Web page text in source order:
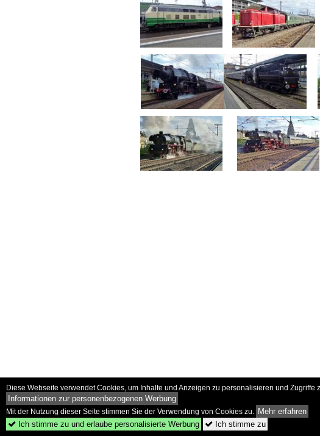
Diese Webseite verwendet Cookies, um Inhalte und Anzeigen zu personalisieren und
Informationen zur personenbezogenen Werbung
Mit der Nutzung dieser Seite stimmen Sie der Verwendung von Cookies zu. Mehr erfahren
 Ich stimme zu und erlaube personalisierte Werbung  Ich stimme zu